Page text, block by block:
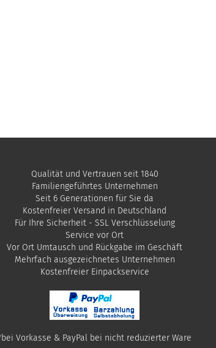
Qualität und Vertrauen seit 1840
Familiengeführtes Unternehmen
Seit 6 Generationen für Sie da
Kostenfreier Versand in Deutschland
Für Ihre Sicherheit - SSL Verschlüsselung
Service vor Ort
Vor Ort Umtausch und Rückgabe im Geschäft
Mehrfach ausgezeichnetes Unternehmen
​Kostenfreier Einpackservice
Vorkasse & PayPal bei nicht reduzierter Ware